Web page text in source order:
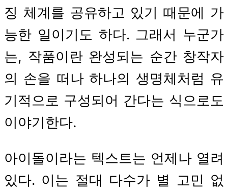
징 체계를 공유하고 있기 때문에 가
능한 일이기도 하다. 그래서 누군가
는, 작품이란 완성되는 순간 창작자
의 손을 떠나 하나의 생명체처럼 유
기적으로 구성되어 간다는 식으로도
이야기한다.
아이돌이라는 텍스트는 언제나 열려
있다. 이는 절대 다수가 별 고민 없